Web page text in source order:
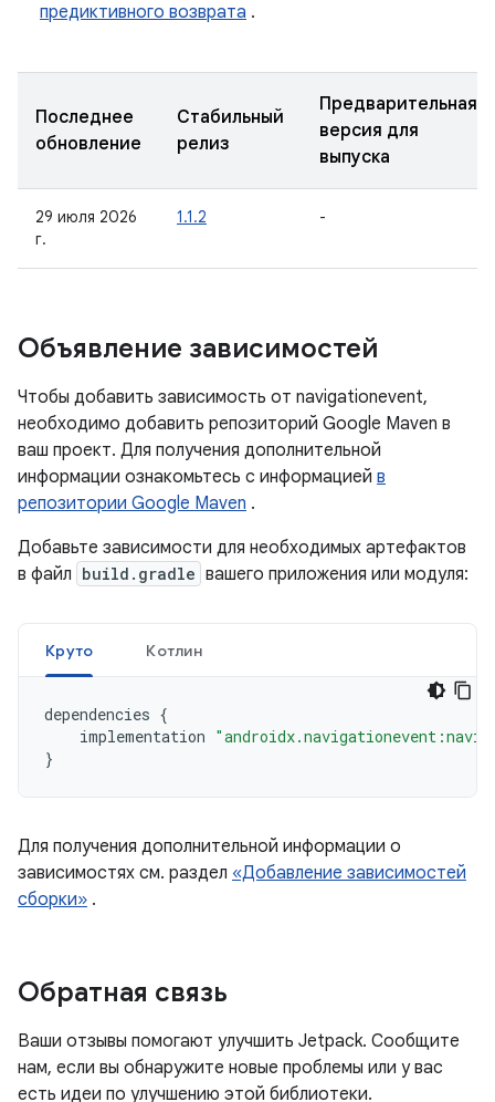
предиктивного возврата .
Последнее
обновление
Стабильный
релиз
Предварительная
версия для
выпуска
29 июля 2026
г.
1.1.2 -
Объявление зависимостей
Чтобы добавить зависимость от navigationevent,
необходимо добавить репозиторий Google Maven в
ваш проект. Для получения дополнительной
информации ознакомьтесь с информацией в
репозитории Google Maven .
Добавьте зависимости для необходимых артефактов
в файл build.gradle вашего приложения или модуля:
Круто Котлин
dependencies {
implementation
}
Для получения дополнительной информации о
зависимостях см. раздел «Добавление зависимостей
сборки» .
Обратная связь
Ваши отзывы помогают улучшить Jetpack. Сообщите
нам, если вы обнаружите новые проблемы или у вас
есть идеи по улучшению этой библиотеки.